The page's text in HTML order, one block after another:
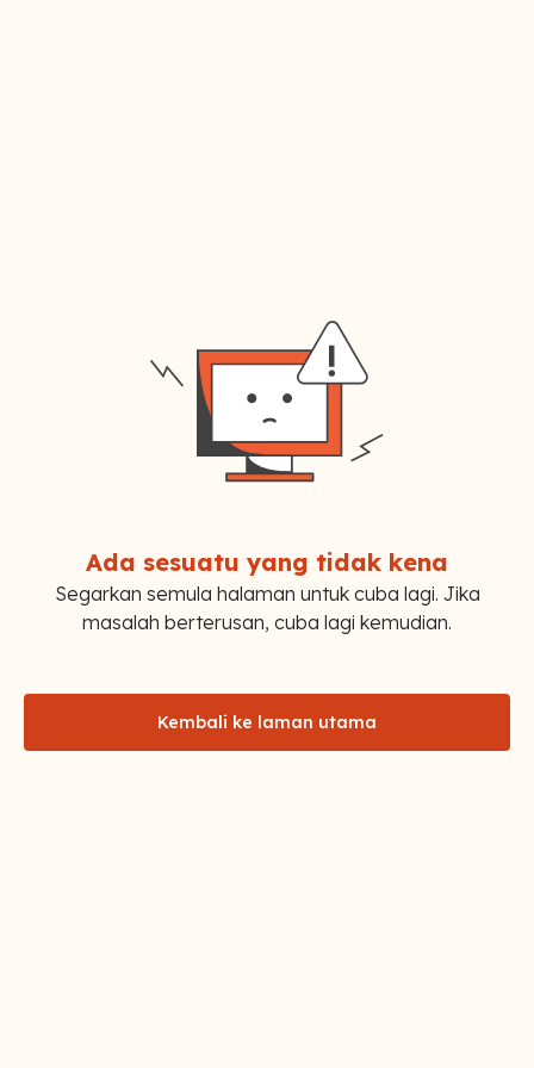
Ada sesuatu yang tidak kena
Segarkan semula halaman untuk cuba lagi. Jika
masalah berterusan, cuba lagi kemudian.
Kembali ke laman utama